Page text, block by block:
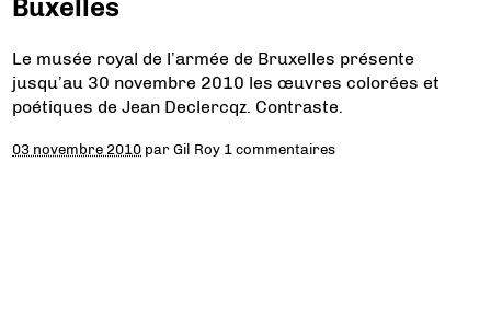
Buxelles
Le musée royal de l’armée de Bruxelles présente
jusqu’au 30 novembre 2010 les œuvres colorées et
poétiques de Jean Declercqz. Contraste.
03 novembre 2010 parGil Roy 1 commentaires